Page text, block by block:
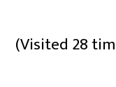
(Visited 28